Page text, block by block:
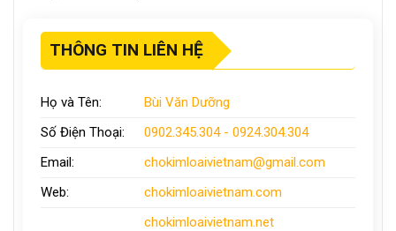
THÔNG TIN LIÊN HỆ
Họ và Tên:
Bùi Văn Dưỡng
Số Điện Thoại:
0902.345.304 - 0924.304.304
Email:
chokimloaivietnam@gmail.com
Web:
chokimloaivietnam.com
chokimloaivietnam.net